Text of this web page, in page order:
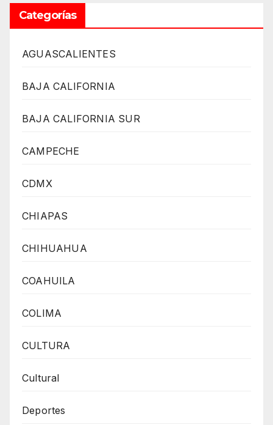
Categorías
AGUASCALIENTES
BAJA CALIFORNIA
BAJA CALIFORNIA SUR
CAMPECHE
CDMX
CHIAPAS
CHIHUAHUA
COAHUILA
COLIMA
CULTURA
Cultural
Deportes